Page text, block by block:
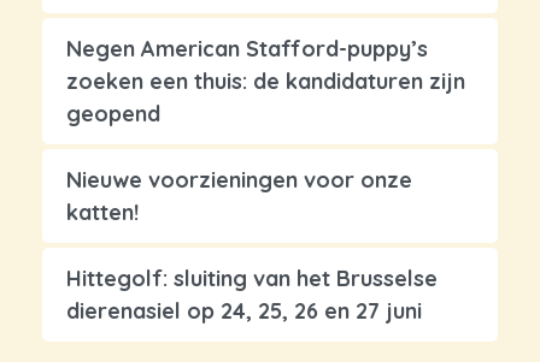
Negen American Stafford-puppy’s
zoeken een thuis: de kandidaturen zijn
geopend
Nieuwe voorzieningen voor onze
katten!
Hittegolf: sluiting van het Brusselse
dierenasiel op 24, 25, 26 en 27 juni